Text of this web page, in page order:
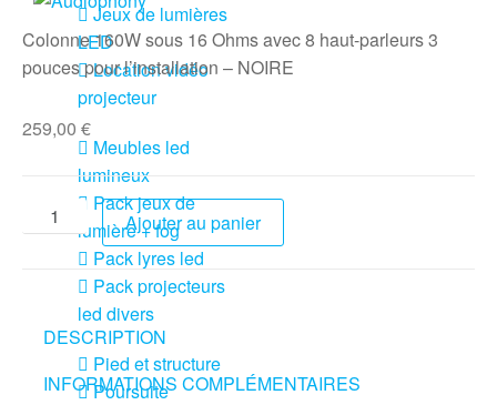
Jeux de lumières
LED
Location vidéo
projecteur
Meubles led
lumineux
Pack jeux de
lumière + fog
Pack lyres led
Pack projecteurs
led divers
Pied et structure
Poursuite
Colonne 160W sous 16 Ohms avec 8 haut-parleurs 3
pouces pour l’installation – NOIRE
259,00 €
Ajouter au panier
DESCRIPTION
INFORMATIONS COMPLÉMENTAIRES